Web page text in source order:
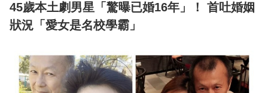
45歲本土劇男星「驚曝已婚16年」！ 首吐婚姻
狀況「愛女是名校學霸」